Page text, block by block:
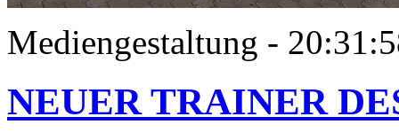
Mediengestaltung -
NEUER TRAINER